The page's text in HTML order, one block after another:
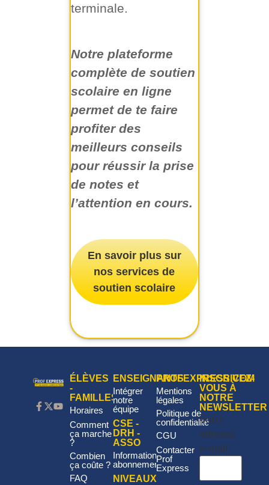
terminale.
Notre plateforme
complète de soutien
scolaire en ligne
permet de te faire
profiter des
meilleurs conseils
pour réussir la prise
de notes et
l’attention en cours.
En savoir plus sur
nos services de
soutien scolaire
ÉLÈVES
-
FAMILLES
Horaires
Comment
ça marche
?
Combien
ça coûte ?
FAQ
ENSEIGNANTS
Intégrer
notre
équipe
CSE -
DRH -
ASSO
Informations
abonnement
NIVEAUX
PROFEXPRESS.COM
Mentions
légales
Politique de
confidentialité
CGU
Contacter
Prof
Express
INSCRIVEZ-
VOUS À
NOTRE
NEWSLETTER
Votre
adresse
e-mail